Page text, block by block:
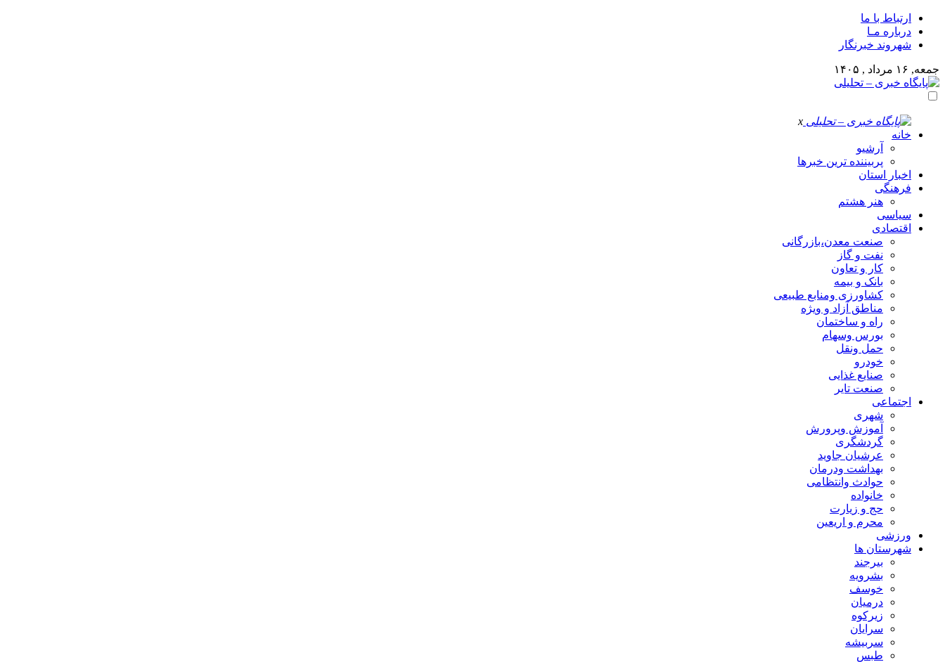
ارتباط با ما
درباره مـا
شهروند خبرنگار
جمعه, ۱۶ مرداد , ۱۴۰۵
x
خانه
آرشیو
پربیننده ترین خبرها
اخبار استان
فرهنگی
هنر هشتم
سیاسی
اقتصادی
صنعت معدن،بازرگانی
نفت و گاز
کار و تعاون
بانک و بیمه
کشاورزی ومنابع طبیعی
مناطق آزاد و ویژه
راه و ساختمان
بورس وسهام
حمل ونقل
خودرو
صنایع غذایی
صنعت تایر
اجتماعی
شهری
آموزش وپرورش
گردشگری
عرشیان جاوید
بهداشت ودرمان
حوادث وانتظامی
خانواده
حج و زیارت
محرم و اریعین
ورزشی
شهرستان ها
بیرجند
بشرویه
خوسف
درمیان
زیرکوه
سرایان
سربیشه
طبس